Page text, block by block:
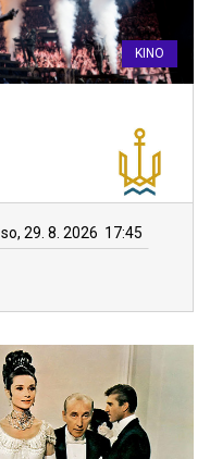
KINO
so, 29. 8. 2026 17:45